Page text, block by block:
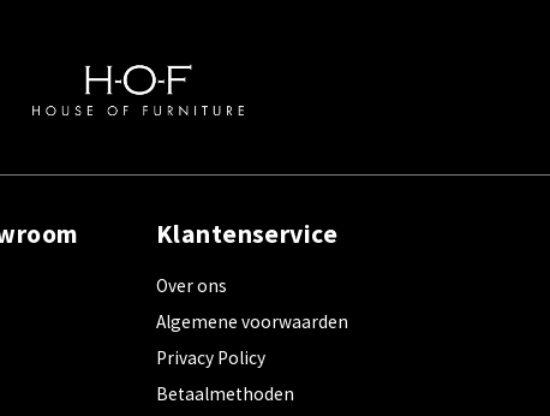
Klantenservice
Over ons
Algemene voorwaarden
Privacy Policy
Betaalmethoden